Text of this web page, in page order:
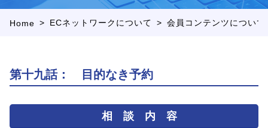
Home > ECネットワークについて > 会員コンテンツについて
第十九話： 目的なき予約
相 談 内 容